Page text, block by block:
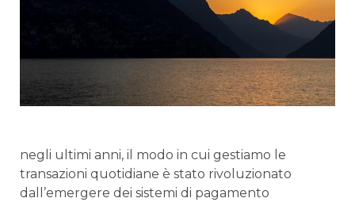
negli⁤ ultimi anni, il modo in ​cui gestiamo⁤ le
transazioni quotidiane ⁢è stato rivoluzionato
dall’emergere‌ dei sistemi di pagamento